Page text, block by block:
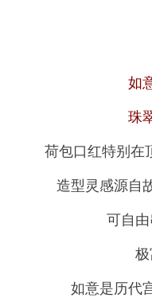
如
珠
荷包口红特别在
造型灵感源自
可自
极
如意是历代